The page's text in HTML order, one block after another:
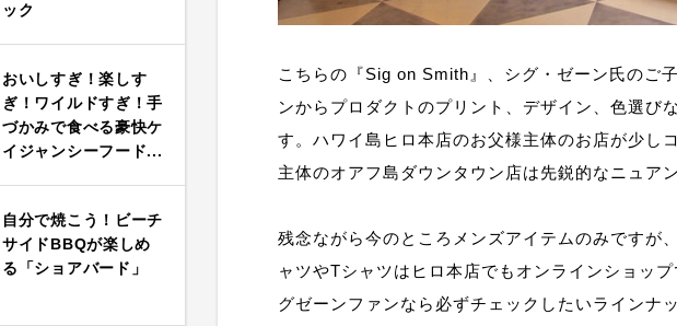
こちらの『Sig on Smith』、シグ・ゼーン氏のご
ンからプロダクトのプリント、デザイン、色選び
す。ハワイ島ヒロ本店のお父様主体のお店が少し
主体のオアフ島ダウンタウン店は先鋭的なニュア
残念ながら今のところメンズアイテムのみですが
ャツやTシャツはヒロ本店でもオンラインショッ
グゼーンファンなら必ずチェックしたいラインナッ
ック
FOOD
おいしすぎ！楽しす
ぎ！ワイルドすぎ！手
づかみで食べる豪快ケ
イジャンシーフード...
FOOD
自分で焼こう！ビーチ
サイドBBQが楽しめ
る「ショアバード」